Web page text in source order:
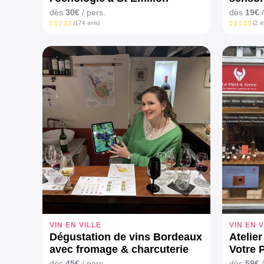
dès 30€ / pers.
(174 avis)
dès 19€
(2
VIN EN VILLE
Dégustation de vins Bordeaux
avec fromage & charcuterie
VIN EN
Atelier
Votre